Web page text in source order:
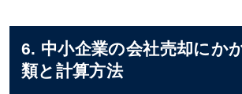
6. 中小企業の会社売却にか
類と計算方法